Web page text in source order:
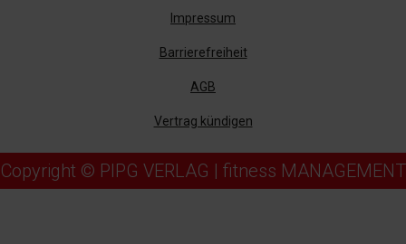
Impressum
Barrierefreiheit
AGB
Vertrag kündigen
Copyright © PIPG VERLAG | fitness MANAGEMENT